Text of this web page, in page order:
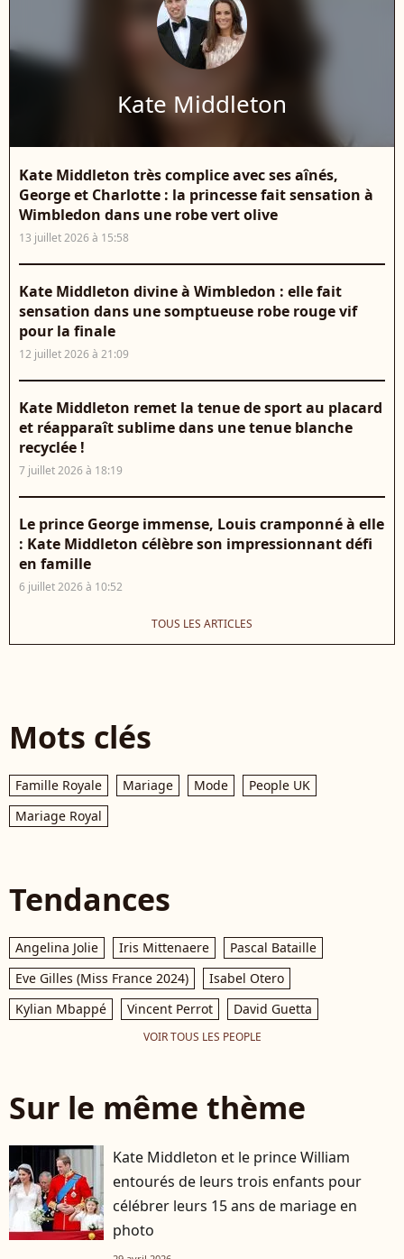
Kate Middleton
Kate Middleton très complice avec ses aînés,
George et Charlotte : la princesse fait sensation à
Wimbledon dans une robe vert olive
13 juillet 2026 à 15:58
Kate Middleton divine à Wimbledon : elle fait
sensation dans une somptueuse robe rouge vif
pour la finale
12 juillet 2026 à 21:09
Kate Middleton remet la tenue de sport au placard
et réapparaît sublime dans une tenue blanche
recyclée !
7 juillet 2026 à 18:19
Le prince George immense, Louis cramponné à elle
: Kate Middleton célèbre son impressionnant défi
en famille
6 juillet 2026 à 10:52
TOUS LES ARTICLES
Mots clés
Famille Royale Mariage Mode
People UK
Mariage Royal
Tendances
Angelina Jolie Iris Mittenaere
Pascal Bataille
Eve Gilles (Miss France 2024)
Isabel Otero
Kylian Mbappé
Vincent Perrot David Guetta
VOIR TOUS LES PEOPLE
Sur le même thème
Kate Middleton et le prince William
entourés de leurs trois enfants pour
célébrer leurs 15 ans de mariage en
photo